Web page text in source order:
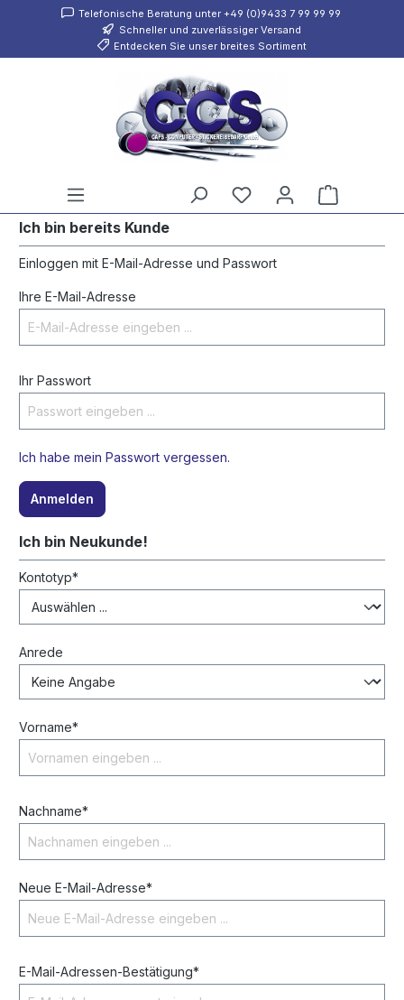
springenTelefonische Beratung unter +49 (0)9433 7 99 99 99
Schneller und zuverlässiger Versand
Entdecken Sie unser breites Sortiment
Ich bin bereits Kunde
Einloggen mit E-Mail-Adresse und Passwort
Ihre E-Mail-Adresse
Ihr Passwort
Ich habe mein Passwort vergessen.
Anmelden
Ich bin Neukunde!
Persönliche Informationen
Kontotyp*
Anrede
Vorname*
Nachname*
Neue E-Mail-Adresse*
E-Mail-Adressen-Bestätigung*